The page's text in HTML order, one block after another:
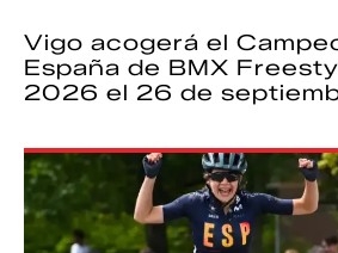
Vigo acogerá el
España de BMX
2026 el 26 de